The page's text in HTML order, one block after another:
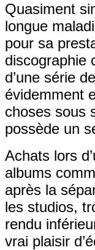
Quasiment
longue
pour sa
discographie
d’une série
évidemment
choses sous
possède un
Achats lors
albums
après la
les studios,
rendu
vrai plaisir